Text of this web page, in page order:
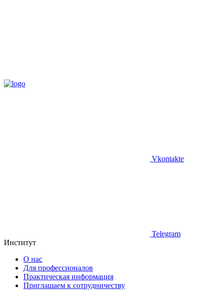
Vkontakte
Telegram
Институт
О нас
Для профессионалов
Практическая информация
Приглашаем к сотрудничеству